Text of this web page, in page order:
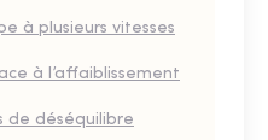
à plusieurs vitesses
à l’affaiblissement
de déséquilibre